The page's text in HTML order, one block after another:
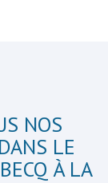
NOS
LE
À LA